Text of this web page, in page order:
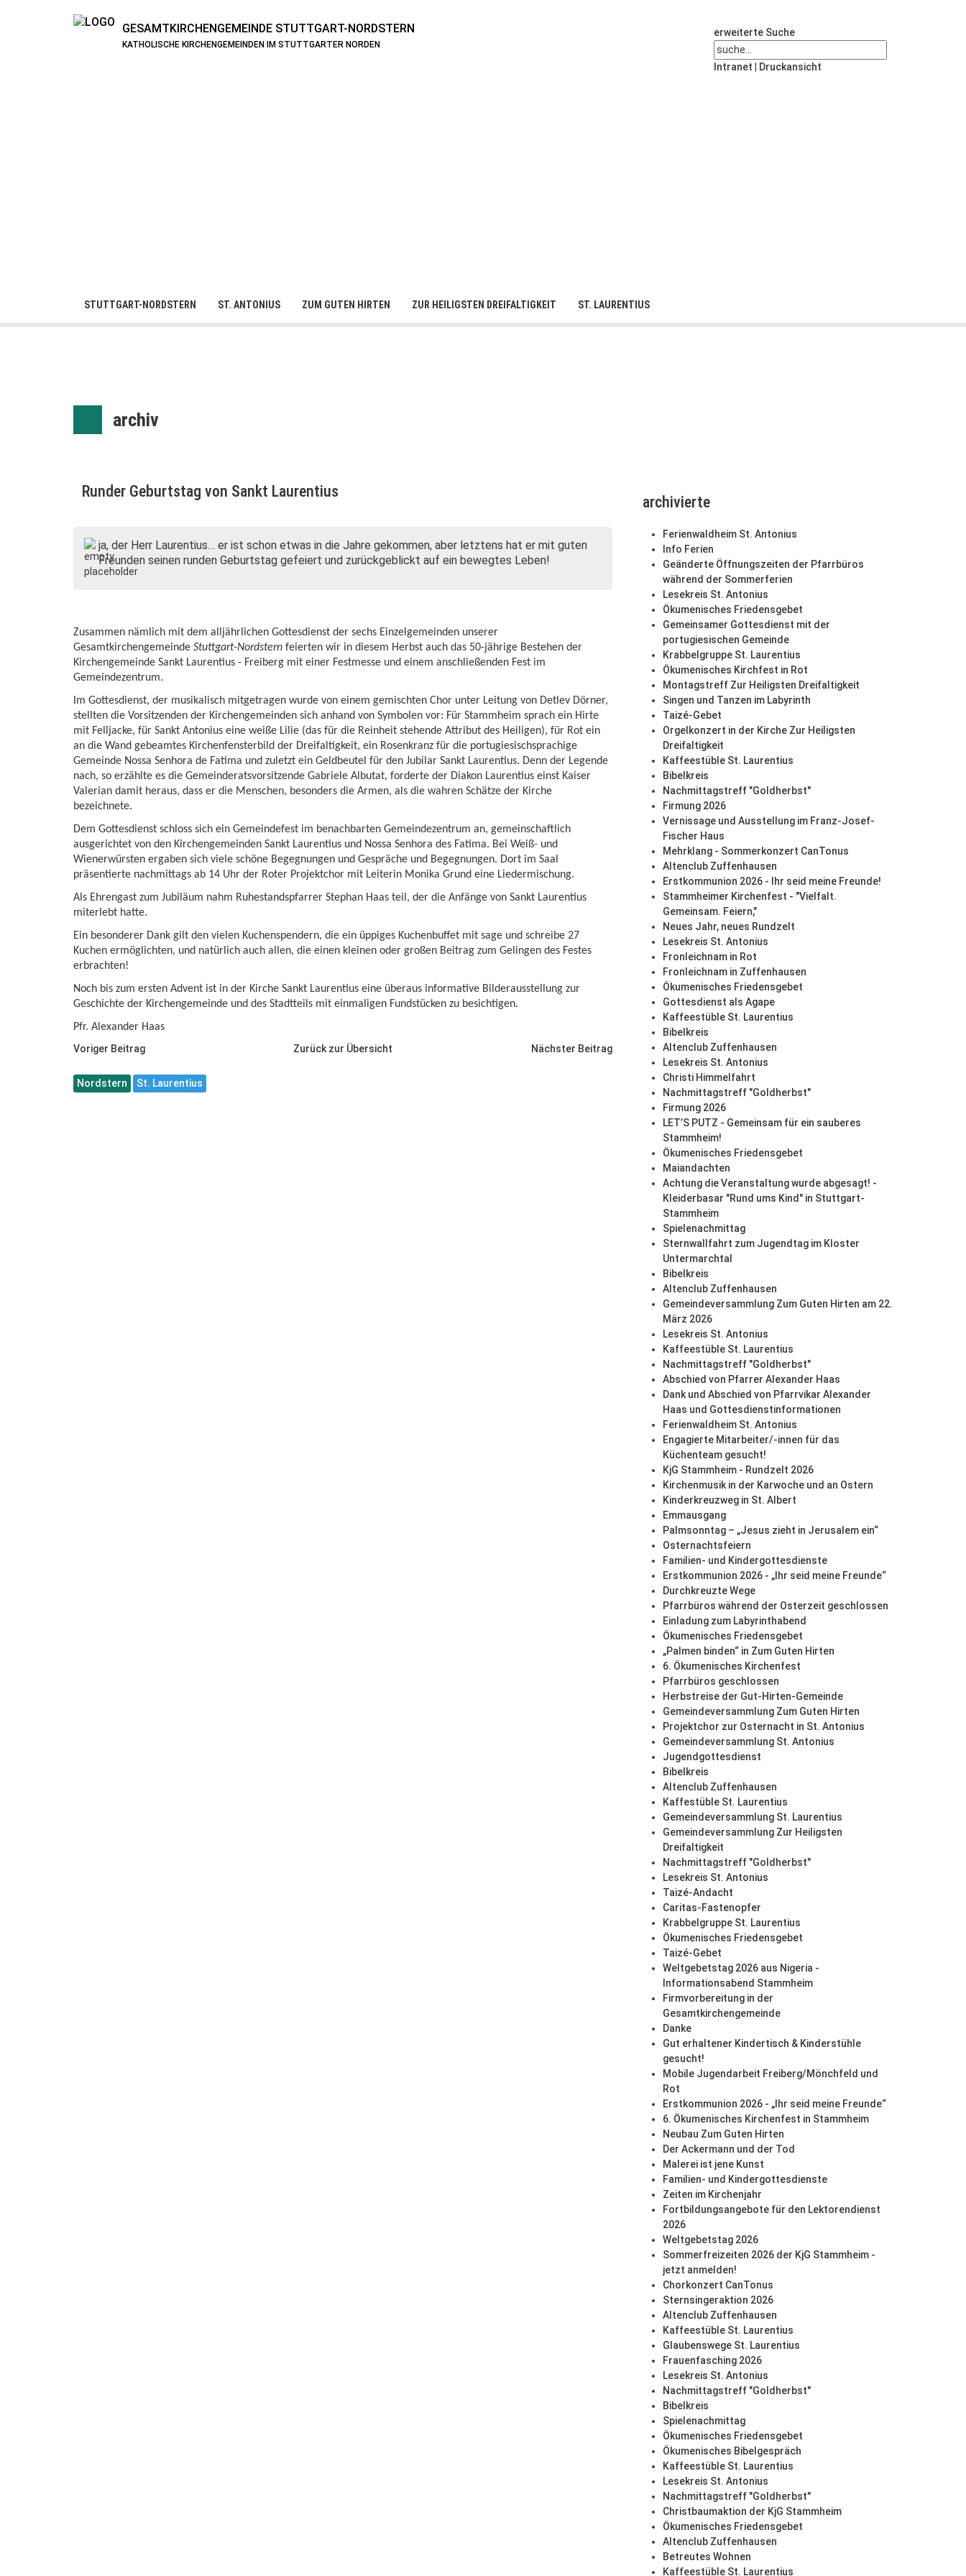
GESAMTKIRCHENGEMEINDE STUTTGART-NORDSTERN
KATHOLISCHE KIRCHENGEMEINDEN IM STUTTGARTER NORDEN
erweiterte Suche
Intranet Druckansicht
STUTTGART-NORDSTERN ST. ANTONIUS ZUM GUTEN HIRTEN ZUR HEILIGSTEN DREIFALTIGKEIT ST. LAURENTIUS
archiv
Runder Geburtstag von Sankt Laurentius
ja, der Herr Laurentius… er ist schon etwas in die Jahre gekommen, aber letztens hat er mit guten
Freunden seinen runden Geburtstag gefeiert und zurückgeblickt auf ein bewegtes Leben!
Zusammen nämlich mit dem alljährlichen Gottesdienst der sechs Einzelgemeinden unserer
Gesamtkirchengemeinde Stuttgart-Nordstern feierten wir in diesem Herbst auch das 50-jährige Bestehen der
Kirchengemeinde Sankt Laurentius - Freiberg mit einer Festmesse und einem anschließenden Fest im
Gemeindezentrum.
Im Gottesdienst, der musikalisch mitgetragen wurde von einem gemischten Chor unter Leitung von Detlev Dörner,
stellten die Vorsitzenden der Kirchengemeinden sich anhand von Symbolen vor: Für Stammheim sprach ein Hirte
mit Felljacke, für Sankt Antonius eine weiße Lilie (das für die Reinheit stehende Attribut des Heiligen), für Rot ein
an die Wand gebeamtes Kirchenfensterbild der Dreifaltigkeit, ein Rosenkranz für die portugiesischsprachige
Gemeinde Nossa Senhora de Fatima und zuletzt ein Geldbeutel für den Jubilar Sankt Laurentius. Denn der Legende
nach, so erzählte es die Gemeinderatsvorsitzende Gabriele Albutat, forderte der Diakon Laurentius einst Kaiser
Valerian damit heraus, dass er die Menschen, besonders die Armen, als die wahren Schätze der Kirche
bezeichnete.
Dem Gottesdienst schloss sich ein Gemeindefest im benachbarten Gemeindezentrum an, gemeinschaftlich
ausgerichtet von den Kirchengemeinden Sankt Laurentius und Nossa Senhora des Fatima. Bei Weiß- und
Wienerwürsten ergaben sich viele schöne Begegnungen und Gespräche und Begegnungen. Dort im Saal
präsentierte nachmittags ab 14 Uhr der Roter Projektchor mit Leiterin Monika Grund eine Liedermischung.
Als Ehrengast zum Jubiläum nahm Ruhestandspfarrer Stephan Haas teil, der die Anfänge von Sankt Laurentius
miterlebt hatte.
Ein besonderer Dank gilt den vielen Kuchenspendern, die ein üppiges Kuchenbuffet mit sage und schreibe 27
Kuchen ermöglichten, und natürlich auch allen, die einen kleinen oder großen Beitrag zum Gelingen des Festes
erbrachten!
Noch bis zum ersten Advent ist in der Kirche Sankt Laurentius eine überaus informative Bilderausstellung zur
Geschichte der Kirchengemeinde und des Stadtteils mit einmaligen Fundstücken zu besichtigen.
Pfr. Alexander Haas
Voriger Beitrag
Zurück zur Übersicht Nächster Beitrag
Nordstern St. Laurentius
archivierte
Ferienwaldheim St. Antonius
Info Ferien
Geänderte Öffnungszeiten der Pfarrbüros
während der Sommerferien
Lesekreis St. Antonius
Ökumenisches Friedensgebet
Gemeinsamer Gottesdienst mit der
portugiesischen Gemeinde
Krabbelgruppe St. Laurentius
Ökumenisches Kirchfest in Rot
Montagstreff Zur Heiligsten Dreifaltigkeit
Singen und Tanzen im Labyrinth
Taizé-Gebet
Orgelkonzert in der Kirche Zur Heiligsten
Dreifaltigkeit
Kaffeestüble St. Laurentius
Bibelkreis
Nachmittagstreff "Goldherbst"
Firmung 2026
Vernissage und Ausstellung im Franz-Josef-
Fischer Haus
Mehrklang - Sommerkonzert CanTonus
Altenclub Zuffenhausen
Erstkommunion 2026 - Ihr seid meine Freunde!
Stammheimer Kirchenfest - "Vielfalt.
Gemeinsam. Feiern,"
Neues Jahr, neues Rundzelt
Lesekreis St. Antonius
Fronleichnam in Rot
Fronleichnam in Zuffenhausen
Ökumenisches Friedensgebet
Gottesdienst als Agape
Kaffeestüble St. Laurentius
Bibelkreis
Altenclub Zuffenhausen
Lesekreis St. Antonius
Christi Himmelfahrt
Nachmittagstreff "Goldherbst"
Firmung 2026
LET’S PUTZ - Gemeinsam für ein sauberes
Stammheim!
Ökumenisches Friedensgebet
Maiandachten
Achtung die Veranstaltung wurde abgesagt! -
Kleiderbasar "Rund ums Kind" in Stuttgart-
Stammheim
Spielenachmittag
Sternwallfahrt zum Jugendtag im Kloster
Untermarchtal
Bibelkreis
Altenclub Zuffenhausen
Gemeindeversammlung Zum Guten Hirten am 22.
März 2026
Lesekreis St. Antonius
Kaffeestüble St. Laurentius
Nachmittagstreff "Goldherbst"
Abschied von Pfarrer Alexander Haas
Dank und Abschied von Pfarrvikar Alexander
Haas und Gottesdienstinformationen
Ferienwaldheim St. Antonius
Engagierte Mitarbeiter/-innen für das
Küchenteam gesucht!
KjG Stammheim - Rundzelt 2026
Kirchenmusik in der Karwoche und an Ostern
Kinderkreuzweg in St. Albert
Emmausgang
Palmsonntag – „Jesus zieht in Jerusalem ein“
Osternachtsfeiern
Familien- und Kindergottesdienste
Erstkommunion 2026 - „Ihr seid meine Freunde“
Durchkreuzte Wege
Pfarrbüros während der Osterzeit geschlossen
Einladung zum Labyrinthabend
Ökumenisches Friedensgebet
„Palmen binden“ in Zum Guten Hirten
6. Ökumenisches Kirchenfest
Pfarrbüros geschlossen
Herbstreise der Gut-Hirten-Gemeinde
Gemeindeversammlung Zum Guten Hirten
Projektchor zur Osternacht in St. Antonius
Gemeindeversammlung St. Antonius
Jugendgottesdienst
Bibelkreis
Altenclub Zuffenhausen
Kaffestüble St. Laurentius
Gemeindeversammlung St. Laurentius
Gemeindeversammlung Zur Heiligsten
Dreifaltigkeit
Nachmittagstreff "Goldherbst"
Lesekreis St. Antonius
Taizé-Andacht
Caritas-Fastenopfer
Krabbelgruppe St. Laurentius
Ökumenisches Friedensgebet
Taizé-Gebet
Weltgebetstag 2026 aus Nigeria -
Informationsabend Stammheim
Firmvorbereitung in der
Gesamtkirchengemeinde
Danke
Gut erhaltener Kindertisch & Kinderstühle
gesucht!
Mobile Jugendarbeit Freiberg/Mönchfeld und
Rot
Erstkommunion 2026 - „Ihr seid meine Freunde“
6. Ökumenisches Kirchenfest in Stammheim
Neubau Zum Guten Hirten
Der Ackermann und der Tod
Malerei ist jene Kunst
Familien- und Kindergottesdienste
Zeiten im Kirchenjahr
Fortbildungsangebote für den Lektorendienst
2026
Weltgebetstag 2026
Sommerfreizeiten 2026 der KjG Stammheim -
jetzt anmelden!
Chorkonzert CanTonus
Sternsingeraktion 2026
Altenclub Zuffenhausen
Kaffeestüble St. Laurentius
Glaubenswege St. Laurentius
Frauenfasching 2026
Lesekreis St. Antonius
Nachmittagstreff "Goldherbst"
Bibelkreis
Spielenachmittag
Ökumenisches Friedensgebet
Ökumenisches Bibelgespräch
Kaffeestüble St. Laurentius
Lesekreis St. Antonius
Nachmittagstreff "Goldherbst"
Christbaumaktion der KjG Stammheim
Ökumenisches Friedensgebet
Altenclub Zuffenhausen
Betreutes Wohnen
Kaffeestüble St. Laurentius